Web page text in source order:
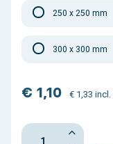
250 x 250 mm
300 x 300 mm
€ 1,10 € 1,33 incl.